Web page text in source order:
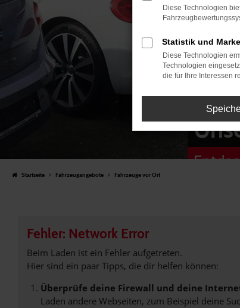
Startseite Fahrzeugangebote Fahrzeuge vor Ort
Fehler: Network Error
Beim Laden ist ein Fehler aufgetreten.
Hier sind ein paar Tipps, die dir helfen können:
Überprüfe deine Firewall und deine
Laden andere Webseiten, zum Beispiel deine
Diese Technologien
Statistik und
Diese Technologien
Technologien
die für Ihre Interessen